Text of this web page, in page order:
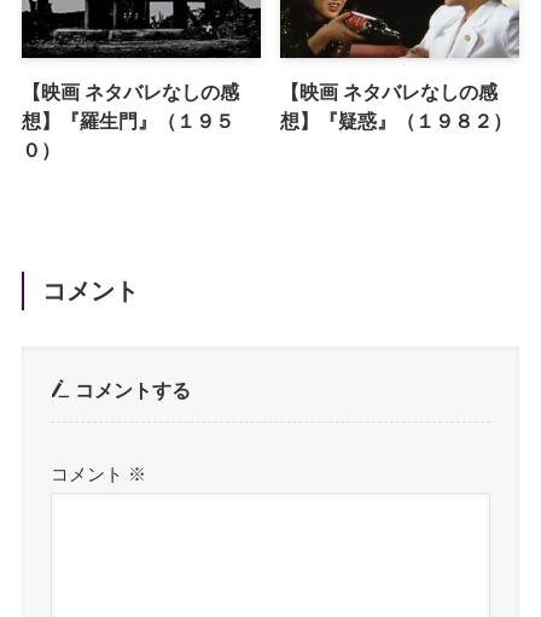
【映画 ネタバレなしの感
想】『羅生門』（１９５
０）
【映画 ネタバレなしの感
想】『疑惑』（１９８２）
コメント
コメントする
コメント ※